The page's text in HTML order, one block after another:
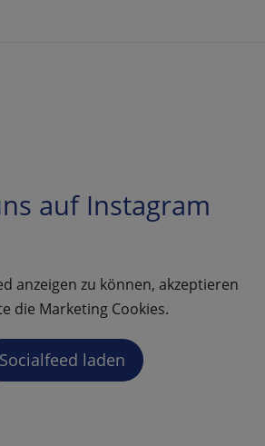
auf Instagram
anzeigen zu können, akzeptieren
die Marketing Cookies.
Socialfeed laden